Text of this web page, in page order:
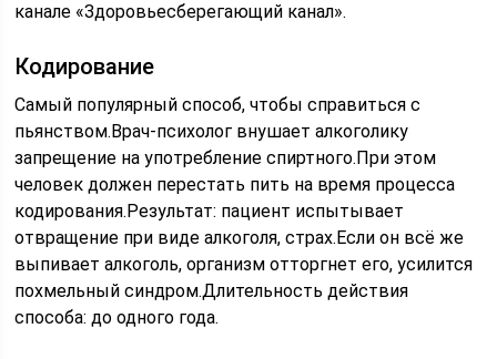
канале «Здоровьесберегающий канал».
Кодирование
Самый популярный способ, чтобы справиться с
пьянством.Врач-психолог внушает алкоголику
запрещение на употребление спиртного.При этом
человек должен перестать пить на время процесса
кодирования.Результат: пациент испытывает
отвращение при виде алкоголя, страх.Если он всё же
выпивает алкоголь, организм отторгнет его, усилится
похмельный синдром.Длительность действия
способа: до одного года.